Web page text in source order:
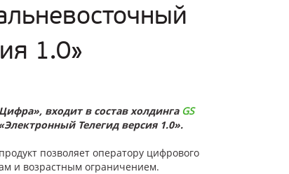
1.0»
входит в состав холдинга GS
Телегид версия 1.0».
позволяет оператору цифрового
и возрастным ограничением.